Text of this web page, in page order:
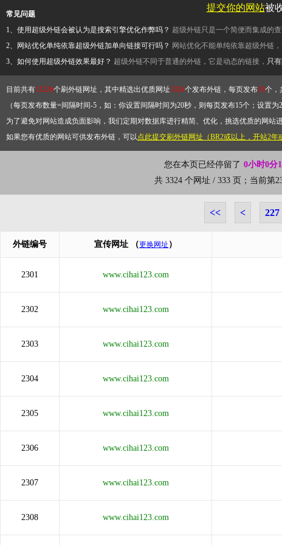
常见问题
1、使用超级外链会被认为是搜索引擎优化作弊吗？ 超级外链只是一个简便而集成的
2、网站优化单纯依靠超级外链加单向链接可行吗？ 网站优化不能单纯依靠超级外链
3、如何使用超级外链效果最好？ 超级外链不同于普通的外链，它是动态的链接， 只
目前共有13226个刷外链网址，其中精选出优质网址3324个发布外链，每页发布10个，
（每页发布数量=间隔时间-5，如：你设置间隔时间为20秒，则每页发布15个；设置
为了避免对网站造成负面影响，我们定期对数据库进行精简、优化，挑选优质的网
如果您有优质的网站可供发布外链，可以点此提交刷外链网址（BR2或以上，开站2年
您在本页已经停留了 0小时0分
共 3324 个网址 / 333 页；当前第
<< < 227
外链编号 宣传网址 （更换网址 ）
2301 www.cihai123.com
2302 www.cihai123.com
2303 www.cihai123.com
2304 www.cihai123.com
2305 www.cihai123.com
2306 www.cihai123.com
2307 www.cihai123.com
2308 www.cihai123.com
提交你的网站被